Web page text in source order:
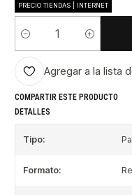
PRECIO TIENDAS | INTERNET
Cantidad
Agregar a la lista
COMPARTIR ESTE PRODUCTO
DETALLES
Tipo:
Formato: